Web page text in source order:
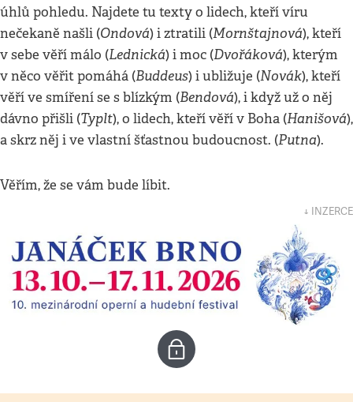
úhlů pohledu. Najdete tu texty o lidech, kteří víru
nečekaně našli (Ondová) i ztratili (Mornštajnová), kteří
v sebe věří málo (Lednická) i moc (Dvořáková), kterým
v něco věřit pomáhá (Buddeus) i ubližuje (Novák), kteří
věří ve smíření se s blízkým (Bendová), i když už o něj
dávno přišli (Typlt), o lidech, kteří věří v Boha (Hanišová),
a skrz něj i ve vlastní šťastnou budoucnost. (Putna).
Věřím, že se vám bude líbit.
↓ INZERCE